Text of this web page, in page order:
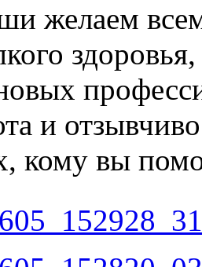
желаем
и
кому вы